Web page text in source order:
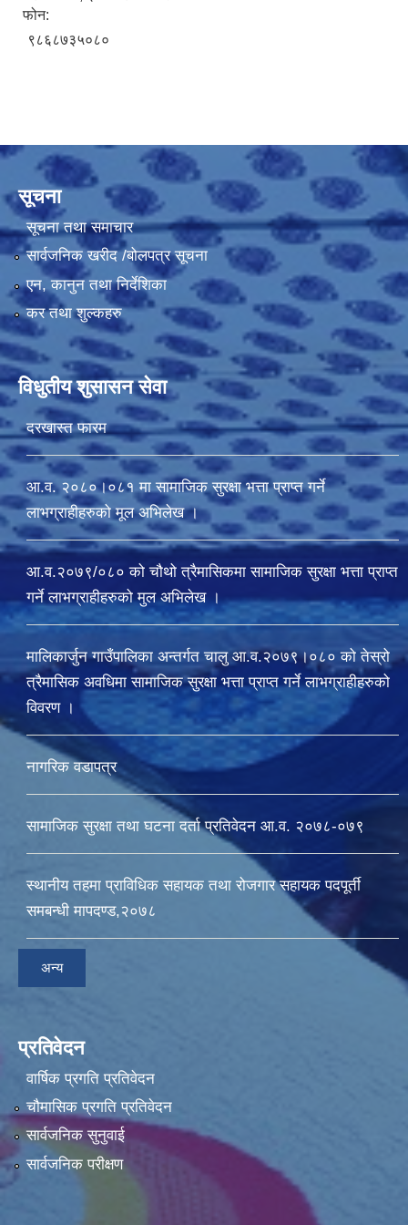
फोन:
९८६८७३५०८०
सूचना
सूचना तथा समाचार
सार्वजनिक खरीद /बोलपत्र सूचना
एन, कानुन तथा निर्देशिका
कर तथा शुल्कहरु
विधुतीय शुसासन सेवा
दरखास्त फारम
आ.व. २०८०।०८१ मा सामाजिक सुरक्षा भत्ता प्राप्त गर्ने
लाभग्राहीहरुको मूल अभिलेख ।
आ.व.२०७९/०८० को चौथो त्रैमासिकमा सामाजिक सुरक्षा भत्ता प्राप्त
गर्ने लाभग्राहीहरुको मुल अभिलेख ।
मालिकार्जुन गाउँपालिका अन्तर्गत चालु आ‍.व.२०७९।०८० को तेस्रो
त्रैमासिक अवधिमा सामाजिक सुरक्षा भत्ता प्राप्त गर्ने लाभग्राहीहरुको
विवरण ।
नागरिक वडापत्र
सामाजिक सुरक्षा तथा घटना दर्ता प्रतिवेदन आ.व. २०७८-०७९
स्थानीय तहमा प्राविधिक सहायक तथा रोजगार सहायक पदपूर्ती
समबन्धी मापदण्ड,२०७८
अन्य
प्रतिवेदन
वार्षिक प्रगति प्रतिवेदन
चौमासिक प्रगति प्रतिवेदन
सार्वजनिक सुनुवाई
सार्वजनिक परीक्षण